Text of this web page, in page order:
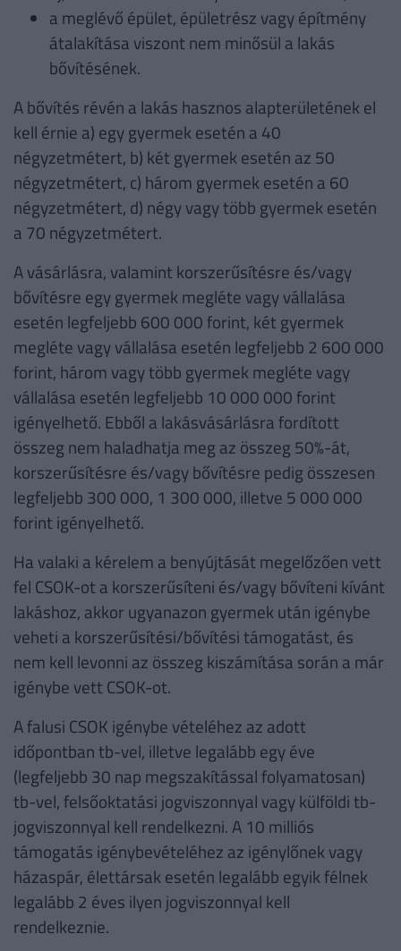
a meglévő épület, épületrész vagy építmény
átalakítása viszont nem minősül a lakás
bővítésének.
A bővítés révén a lakás hasznos alapterületének el
kell érnie a) egy gyermek esetén a 40
négyzetmétert, b) két gyermek esetén az 50
négyzetmétert, c) három gyermek esetén a 60
négyzetmétert, d) négy vagy több gyermek esetén
a 70 négyzetmétert.
A vásárlásra, valamint korszerűsítésre és/vagy
bővítésre egy gyermek megléte vagy vállalása
esetén legfeljebb 600 000 forint, két gyermek
megléte vagy vállalása esetén legfeljebb 2 600 000
forint, három vagy több gyermek megléte vagy
vállalása esetén legfeljebb 10 000 000 forint
igényelhető. Ebből a lakásvásárlásra fordított
összeg nem haladhatja meg az összeg 50%-át,
korszerűsítésre és/vagy bővítésre pedig összesen
legfeljebb 300 000, 1 300 000, illetve 5 000 000
forint igényelhető.
Ha valaki a kérelem a benyújtását megelőzően vett
fel CSOK-ot a korszerűsíteni és/vagy bővíteni kívánt
lakáshoz, akkor ugyanazon gyermek után igénybe
veheti a korszerűsítési/bővítési támogatást, és
nem kell levonni az összeg kiszámítása során a már
igénybe vett CSOK-ot.
A falusi CSOK igénybe vételéhez az adott
időpontban tb-vel, illetve legalább egy éve
(legfeljebb 30 nap megszakítással folyamatosan)
tb-vel, felsőoktatási jogviszonnyal vagy külföldi tb-
jogviszonnyal kell rendelkezni. A 10 milliós
támogatás igénybevételéhez az igénylőnek vagy
házaspár, élettársak esetén legalább egyik félnek
legalább 2 éves ilyen jogviszonnyal kell
rendelkeznie.